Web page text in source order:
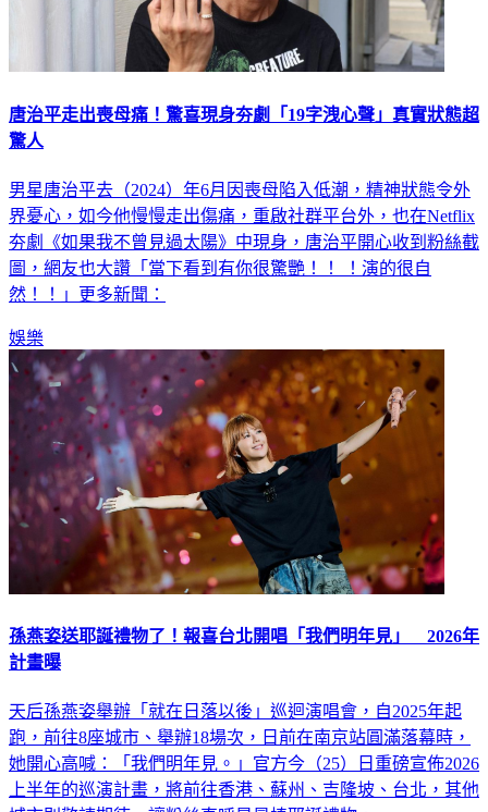
唐治平走出喪母痛！驚喜現身夯劇「19字洩心聲」真實狀態超
驚人
男星唐治平去（2024）年6月因喪母陷入低潮，精神狀態令外
界憂心，如今他慢慢走出傷痛，重啟社群平台外，也在Netflix
夯劇《如果我不曾見過太陽》中現身，唐治平開心收到粉絲截
圖，網友也大讚「當下看到有你很驚艷！！ ！演的很自
然！！」更多新聞：
娛樂
孫燕姿送耶誕禮物了！報喜台北開唱「我們明年見」 2026年
計畫曝
天后孫燕姿舉辦「就在日落以後」巡迴演唱會，自2025年起
跑，前往8座城市、舉辦18場次，日前在南京站圓滿落幕時，
她開心高喊：「我們明年見。」官方今（25）日重磅宣佈2026
上半年的巡演計畫，將前往香港、蘇州、吉隆坡、台北，其他